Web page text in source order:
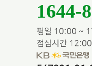
1644-
평일 10:00 ~
점심시간